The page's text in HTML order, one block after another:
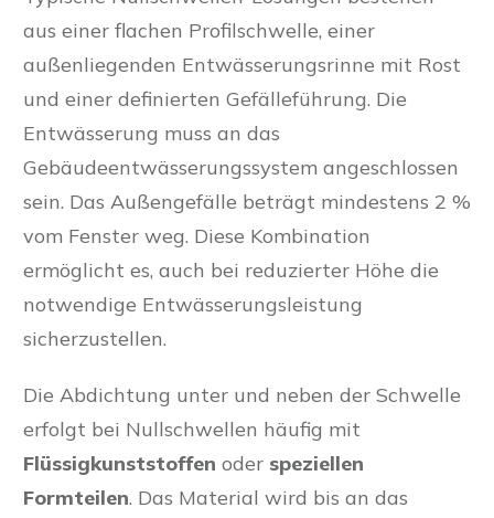
aus einer flachen Profilschwelle, einer
außenliegenden Entwässerungsrinne mit Rost
und einer definierten Gefälleführung. Die
Entwässerung muss an das
Gebäudeentwässerungssystem angeschlossen
sein. Das Außengefälle beträgt mindestens 2 %
vom Fenster weg. Diese Kombination
ermöglicht es, auch bei reduzierter Höhe die
notwendige Entwässerungsleistung
sicherzustellen.
Die Abdichtung unter und neben der Schwelle
erfolgt bei Nullschwellen häufig mit
Flüssigkunststoffen oder speziellen
Formteilen. Das Material wird bis an das